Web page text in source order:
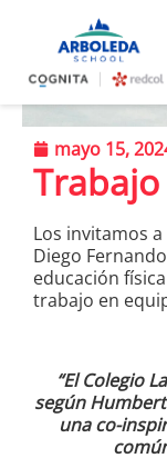
mayo 15,
Los invitamos
Diego
educación
trabajo en
“El Colegio
según
una co-